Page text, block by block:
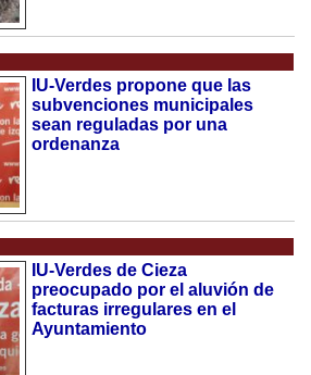
IU-Verdes propone que las
subvenciones municipales
sean reguladas por una
ordenanza
IU-Verdes de Cieza
preocupado por el aluvión de
facturas irregulares en el
Ayuntamiento